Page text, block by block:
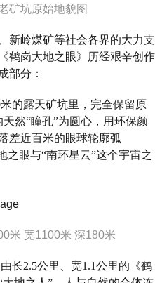
矿坑原始地貌图
新岭煤矿等社会各界的大力支
鹤岗大地之眼》历经艰辛创作
部分：
的露天矿坑里，完全保留原
然“瞳孔”为圆心，用环保颜
差近百米的眼球轮廓弧
之眼与“南环星云”这个宇宙之
米 宽1100米 深180米
长2.5公里、宽1.1公里的《鹤